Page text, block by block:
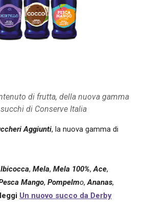
di frutta, della nuova gamma
di Conserve Italia
Aggiunti, la nuova gamma di
, Mela, Mela 100%,Ace,
Mango, Pompelmo,Ananas,
leggi Un nuovo succo da Derby